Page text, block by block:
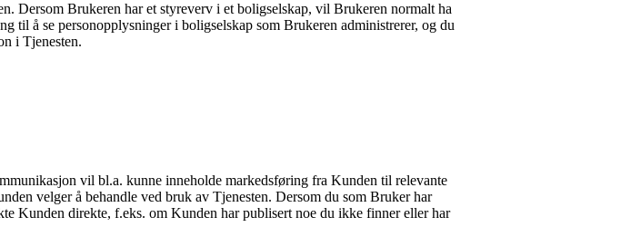
Dersom Brukeren har et styreverv i et boligselskap, vil Brukeren normalt ha
til å se personopplysninger i boligselskap som Brukeren administrerer, og du
i Tjenesten.
vil bl.a. kunne inneholde markedsføring fra Kunden til relevante
velger å behandle ved bruk av Tjenesten. Dersom du som Bruker har
Kunden direkte, f.eks. om Kunden har publisert noe du ikke finner eller har